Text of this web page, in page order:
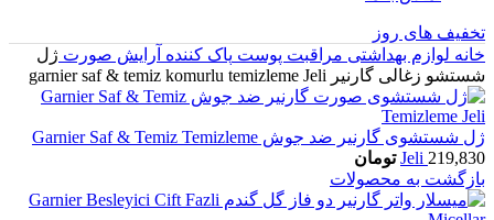
تخفیف های روز
خانه لوازم بهداشتی مراقبت پوست پاک کننده آرایش صورت ژل
شستشو زغالی گارنیر garnier saf & temiz komurlu temizleme Jeli
ژل شستشوی گارنیر ضد جوش Garnier Saf & Temiz Temizleme
Jeli 219,830
تومان
بازگشت به محصولات